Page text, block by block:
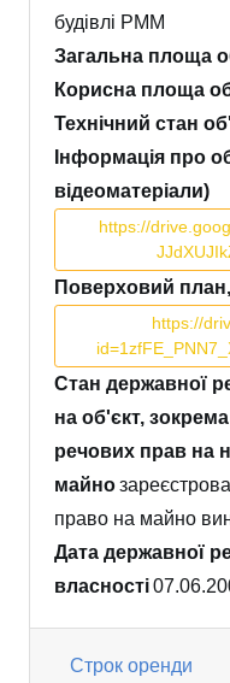
будівлі РММ
Загальна площа
Корисна площа
Технічний стан
Інформація про
відеоматеріали)
https://
Поверховий
https://
Стан державної
на об'єкт,
речових прав на
майно
право на майно
Дата державної
власності
Строк оренди